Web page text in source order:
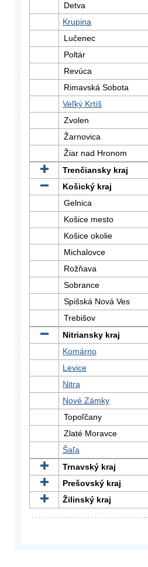
Detva
Krupina
Lučenec
Poltár
Revúca
Rimavská Sobota
Veľký Krtíš
Zvolen
Žarnovica
Žiar nad Hronom
Trenčiansky kraj
Košický kraj
Gelnica
Košice mesto
Košice okolie
Michalovce
Rožňava
Sobrance
Spišská Nová Ves
Trebišov
Nitriansky kraj
Komárno
Levice
Nitra
Nové Zámky
Topoľčany
Zlaté Moravce
Šaľa
Trnavský kraj
Prešovský kraj
Žilinský kraj